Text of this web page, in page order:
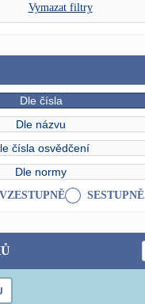
Vymazat filtry
Dle čísla
Dle názvu
čísla osvědčení
Dle normy
VZESTUPNĚ SESTUPNĚ